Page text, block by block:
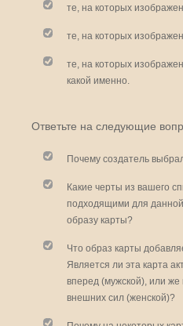
те, на которых
те, на которых
те, на которых
какой именно.
Ответьте на следующие
Почему создатель
Какие черты из вашего
подходящими для
образу карты?
Что образ карты
Является ли эта карта
вперед (мужской), или
внешних сил (женской)?